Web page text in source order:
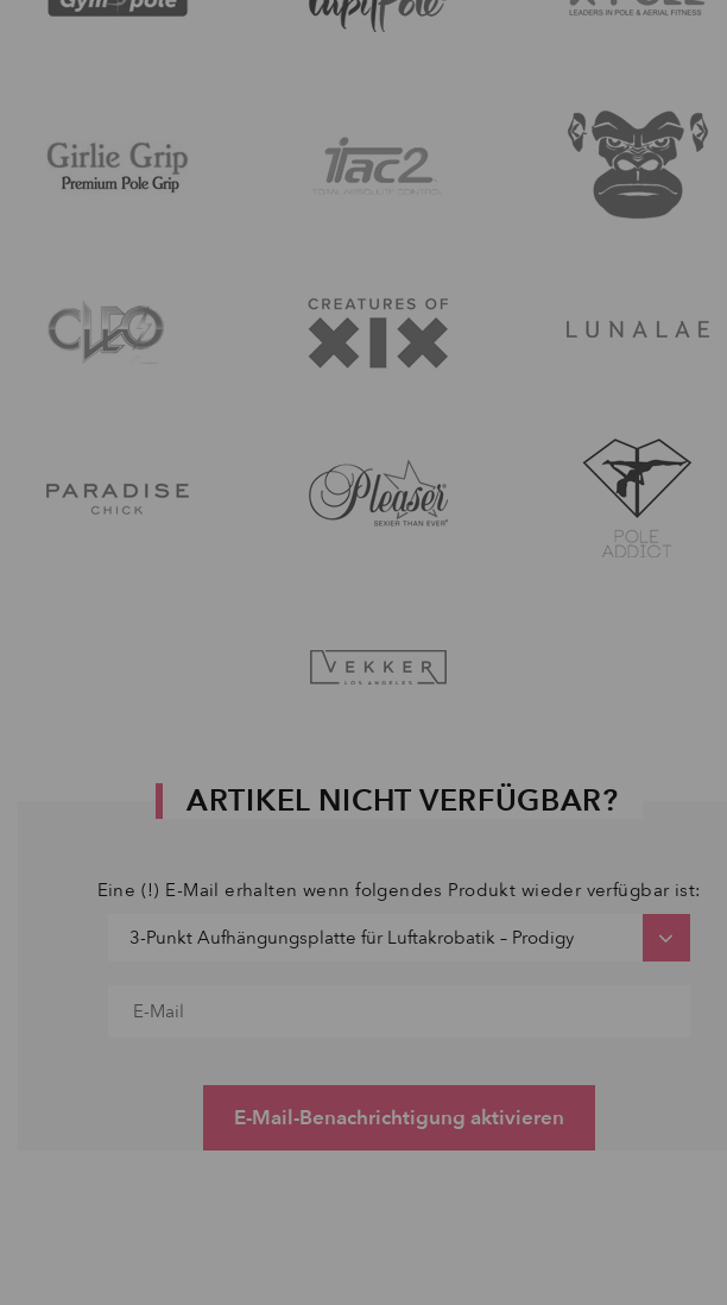
ARTIKEL NICHT VERFÜGBAR?
Eine (!) E-Mail erhalten wenn folgendes Produkt wieder verfügbar ist:
E-Mail-Benachrichtigung aktivieren